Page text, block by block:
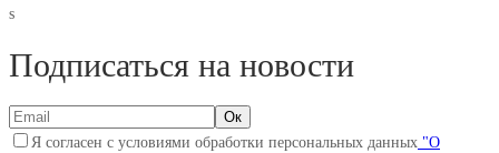
s
Подписаться на новости
Я согласен с условиями обработки персональных данных "О